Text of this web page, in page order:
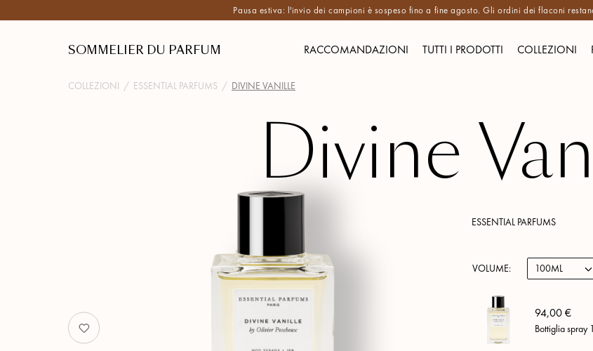
Pausa estiva: l'invio dei campioni è sospeso fino a fine agosto. Gli ordini dei flaconi
SOMMELIER DU PARFUM RACCOMANDAZIONI TUTTI I PRODOTTI COLLEZIONI
COLLEZIONI / ESSENTIAL PARFUMS / DIVINE VANILLE
Divine
ESSENTIAL PARFUMS
VOLUME:
94,00 €
Bottiglia spray